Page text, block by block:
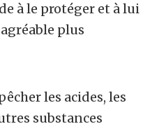
à le protéger et à lui
plus
les acides, les
substances